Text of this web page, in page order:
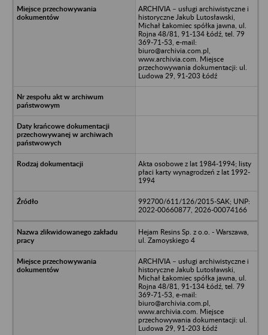
ARCHIVIA – usługi archiwistyczne i
historyczne Jakub Lutosławski,
Michał Łakomiec spółka jawna, ul.
Rojna 48/81, 91-134 Łódź, tel. 79
369-71-53, e-mail:
biuro@archivia.com.pl,
www.archivia.com. Miejsce
przechowywania dokumentacji: ul.
Ludowa 29, 91-203 Łódź
Akta osobowe z lat 1984-1994; listy
płaci karty wynagrodzeń z lat 1992-
1994
992700/611/126/2015-SAK; UNP:
2022-00660877, 2026-00074166
Hejam Resins Sp. z o.o. - Warszawa,
ul. Zamoyskiego 4
ARCHIVIA – usługi archiwistyczne i
historyczne Jakub Lutosławski,
Michał Łakomiec spółka jawna, ul.
Rojna 48/81, 91-134 Łódź, tel. 79
369-71-53, e-mail:
biuro@archivia.com.pl,
www.archivia.com. Miejsce
przechowywania dokumentacji: ul.
Ludowa 29, 91-203 Łódź